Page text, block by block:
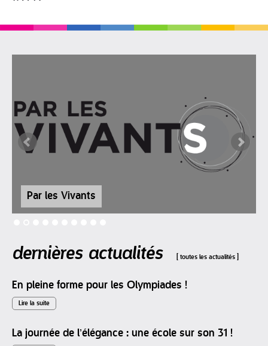
Par les Vivants
dernières actualités toutes les actualités
En pleine forme pour les Olympiades !
Lire la suite
La journée de l’élégance : une école sur son 31 !